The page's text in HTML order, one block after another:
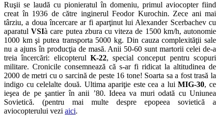
Ruşii se laudă cu pionieratul în domeniu, primul aviocopter fiind
creat în 1936 de către inginerul Feodor Kurochin. Zece ani mai
târziu, a doua încercare ar fi aparţinut lui Alexander Scerbachev cu
aparatulVSIà care putea zbura cu viteza de 1500 km/h, autonomie
1000 km şi putea transporta 5000 kg. Din cauza complexităţii sale
nu a ajuns în producţia de masă. Anii 50-60 sunt martorii celei de-a
treia încercări: elicopterul K-22, special conceput pentru scopuri
militare. Cronicile consemnează că s-ar fi ridicat la altitudinea de
2000 de metri cu o sarcină de peste 16 tone! Soarta sa a fost trasă la
indigo cu celelalte două. Ultima apariţie este cea a luiMIG-30, ce
ieşea de pe şantier în anii ’80. Ideea va muri odată cu Uniunea
Sovietică. (pentru mai multe despre epopeea sovietică a
aviocopterului vezi aici.